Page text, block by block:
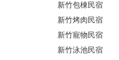
新竹包棟民宿
新竹烤肉民宿
新竹寵物民宿
新竹泳池民宿